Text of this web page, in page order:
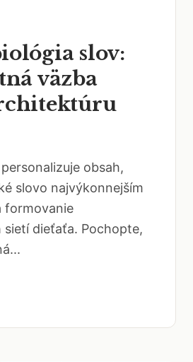
slov:
väzba
obsah,
slovo najvýkonnejším
formovanie
sietí dieťaťa. Pochopte,